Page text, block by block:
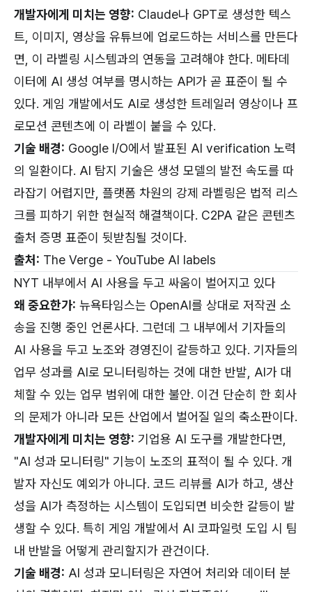
개발자에게 미치는 영향: Claude나 GPT로 생성한 텍스
트, 이미지, 영상을 유튜브에 업로드하는 서비스를 만든다
면, 이 라벨링 시스템과의 연동을 고려해야 한다. 메타데
이터에 AI 생성 여부를 명시하는 API가 곧 표준이 될 수
있다. 게임 개발에서도 AI로 생성한 트레일러 영상이나 프
로모션 콘텐츠에 이 라벨이 붙을 수 있다.
기술 배경: Google I/O에서 발표된 AI verification 노력
의 일환이다. AI 탐지 기술은 생성 모델의 발전 속도를 따
라잡기 어렵지만, 플랫폼 차원의 강제 라벨링은 법적 리스
크를 피하기 위한 현실적 해결책이다. C2PA 같은 콘텐츠
출처 증명 표준이 뒷받침될 것이다.
출처: The Verge - YouTube AI labels
NYT 내부에서 AI 사용을 두고 싸움이 벌어지고 있다
왜 중요한가: 뉴욕타임스는 OpenAI를 상대로 저작권 소
송을 진행 중인 언론사다. 그런데 그 내부에서 기자들의
AI 사용을 두고 노조와 경영진이 갈등하고 있다. 기자들의
업무 성과를 AI로 모니터링하는 것에 대한 반발, AI가 대
체할 수 있는 업무 범위에 대한 불안. 이건 단순히 한 회사
의 문제가 아니라 모든 산업에서 벌어질 일의 축소판이다.
개발자에게 미치는 영향: 기업용 AI 도구를 개발한다면,
"AI 성과 모니터링" 기능이 노조의 표적이 될 수 있다. 개
발자 자신도 예외가 아니다. 코드 리뷰를 AI가 하고, 생산
성을 AI가 측정하는 시스템이 도입되면 비슷한 갈등이 발
생할 수 있다. 특히 게임 개발에서 AI 코파일럿 도입 시 팀
내 반발을 어떻게 관리할지가 관건이다.
기술 배경: AI 성과 모니터링은 자연어 처리와 데이터 분